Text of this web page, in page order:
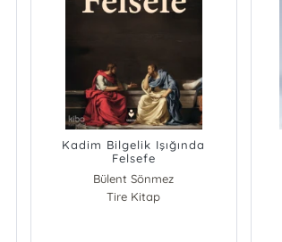
Kadim Bilgelik Işığında
Felsefe
Bülent Sönmez
Tire Kitap